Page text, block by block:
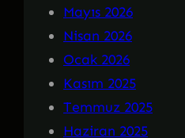
Mayıs 2026
Nisan 2026
Ocak 2026
Kasım 2025
Temmuz 2025
Haziran 2025